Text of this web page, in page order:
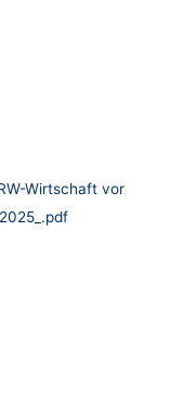
Wirtschaft vor